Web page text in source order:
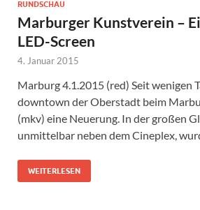
RUNDSCHAU
Marburger Kunstverein –
LED-Screen
4. Januar 2015
Marburg 4.1.2015 (red) Seit wenigen
downtown der Oberstadt beim
(mkv) eine Neuerung. In der großen
unmittelbar neben dem Cineplex,
WEITERLESEN